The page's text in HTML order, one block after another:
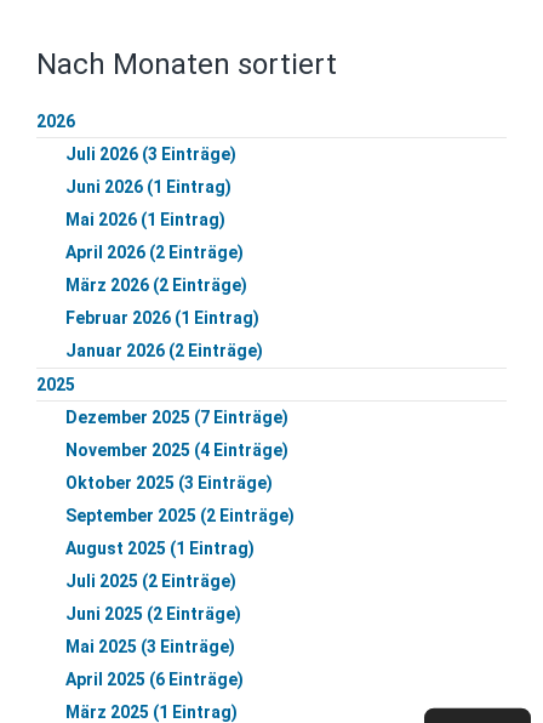
Nach Monaten sortiert
2026
Juli 2026 (3 Einträge)
Juni 2026 (1 Eintrag)
Mai 2026 (1 Eintrag)
April 2026 (2 Einträge)
März 2026 (2 Einträge)
Februar 2026 (1 Eintrag)
Januar 2026 (2 Einträge)
2025
Dezember 2025 (7 Einträge)
November 2025 (4 Einträge)
Oktober 2025 (3 Einträge)
September 2025 (2 Einträge)
August 2025 (1 Eintrag)
Juli 2025 (2 Einträge)
Juni 2025 (2 Einträge)
Mai 2025 (3 Einträge)
April 2025 (6 Einträge)
März 2025 (1 Eintrag)